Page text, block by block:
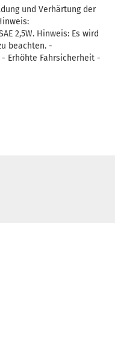
und Verhärtung der
2,5W. Hinweis: Es wird
beachten. -
Erhöhte Fahrsicherheit -